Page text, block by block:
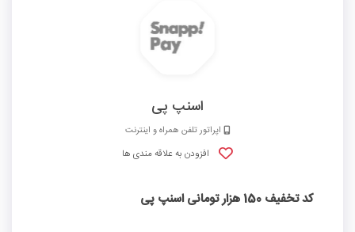
اسنپ پی
اپراتور تلفن همراه و اینترنت
افزودن به علاقه مندی ها
کد تخفیف 150 هزار تومانی اسنپ پی